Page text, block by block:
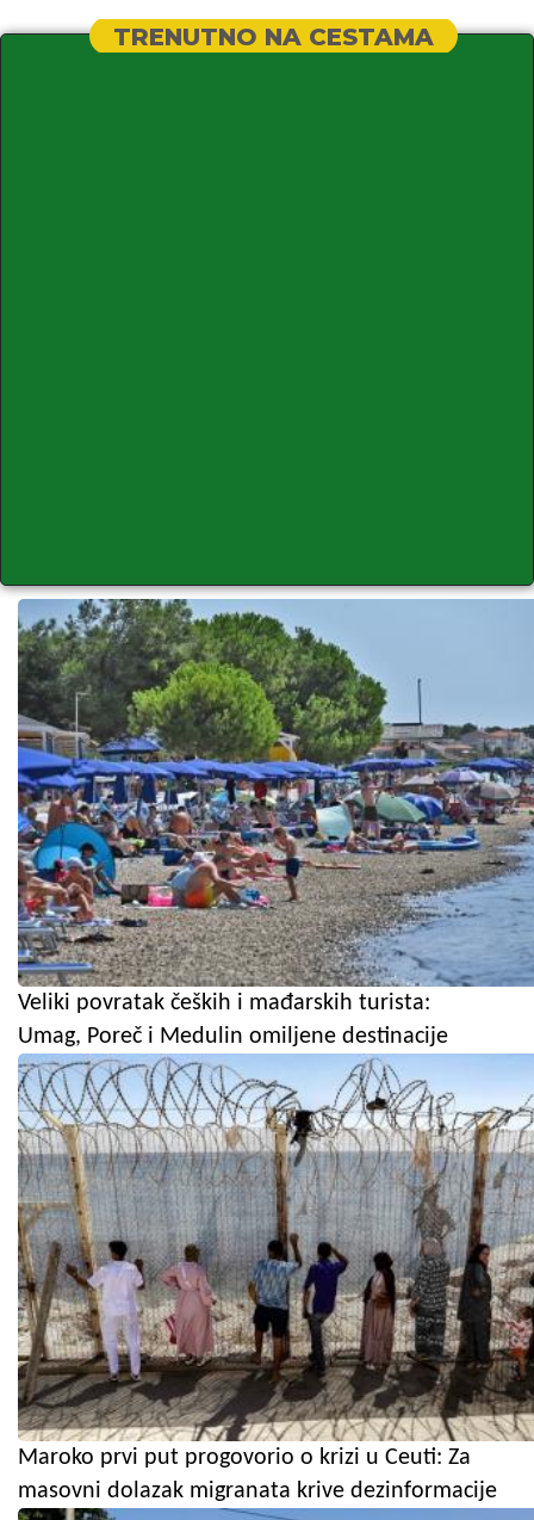
TRENUTNO NA CESTAMA
Veliki povratak čeških i mađarskih turista:
Umag, Poreč i Medulin omiljene destinacije
Maroko prvi put progovorio o krizi u Ceuti: Za
masovni dolazak migranata krive dezinformacije